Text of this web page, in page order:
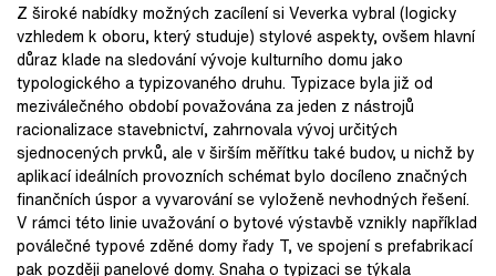
Z široké nabídky možných zacílení si Veverka vybral (logicky
vzhledem k oboru, který studuje) stylové aspekty, ovšem hlavní
důraz klade na sledování vývoje kulturního domu jako
typologického a typizovaného druhu. Typizace byla již od
meziválečného období považována za jeden z nástrojů
racionalizace stavebnictví, zahrnovala vývoj určitých
sjednocených prvků, ale v širším měřítku také budov, u nichž by
aplikací ideálních provozních schémat bylo docíleno značných
finančních úspor a vyvarování se vyloženě nevhodných řešení.
V rámci této linie uvažování o bytové výstavbě vznikly například
poválečné typové zděné domy řady T, ve spojení s prefabrikací
pak později panelové domy. Snaha o typizaci se týkala